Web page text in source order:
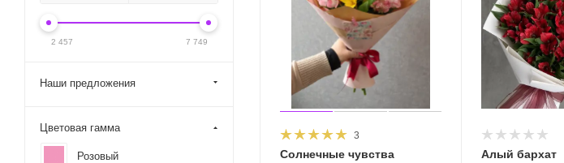
3
Солнечные чувства Алый бархат
2 457 7 749
Наши предложения
Цветовая гамма
Розовый